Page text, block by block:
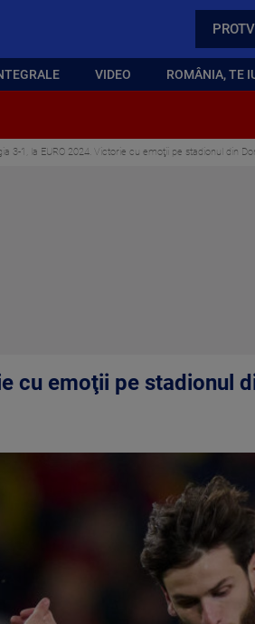
VIDEO ROMÂNIA, TE
3-1, la EURO 2024. Victorie cu emoţii pe stadionul din
cu emoţii pe stadionul